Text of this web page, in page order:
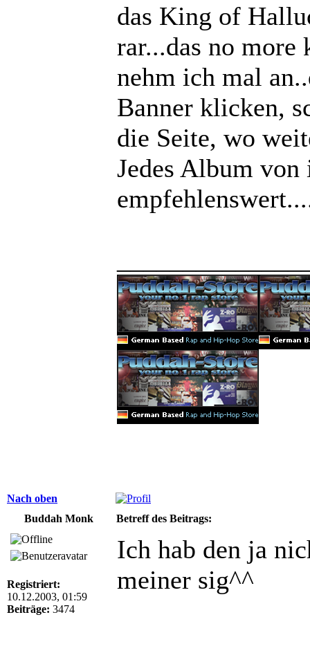
das King of
rar...das no more
nehm ich mal
Banner klicken,
die Seite, wo
Jedes Album
Nach oben
Buddah Monk
Betreff des Beitrags:
Registriert:
10.12.2003, 01:59
Beiträge: 3474
Ich hab den ja
meiner sig^^